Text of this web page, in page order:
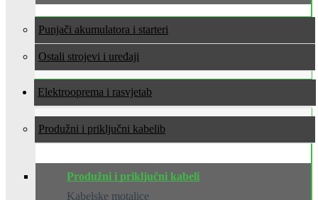
Punjači akumulatora i starteri
Ostali strojevi i uređaji
Elektrooprema i rasvjeta
Produžni i priključni kabeli
Produžni i priključni kabeli
Kabelske motalice